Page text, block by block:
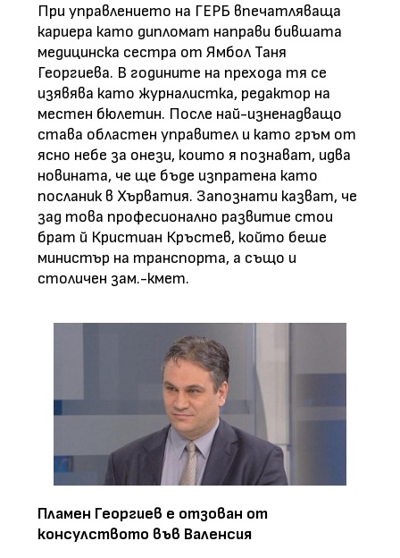
При управлението на ГЕРБ впечатляваща
кариера като дипломат направи бившата
медицинска сестра от Ямбол Таня
Георгиева. В годините на прехода тя се
изявява като журналистка, редактор на
местен бюлетин. После най-изненадващо
става областен управител и като гръм от
ясно небе за онези, които я познават, идва
новината, че ще бъде изпратена като
посланик в Хърватия. Запознати казват, че
зад това професионално развитие стои
брат й Кристиан Кръстев, който беше
министър на транспорта, а също и
столичен зам.-кмет.
Пламен Георгиев е отзован от
консулството във Валенсия